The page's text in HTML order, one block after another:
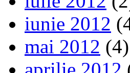
iunie 2012
mai 2012 (4)